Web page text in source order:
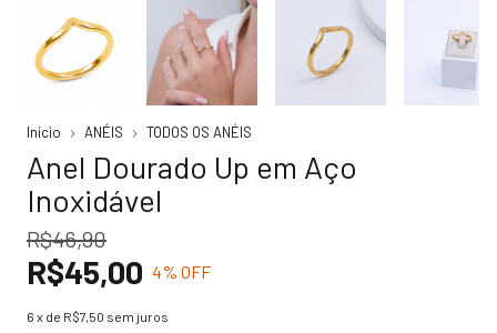
Início ANÉIS TODOS OS ANÉIS
Anel Dourado Up em Aço
Inoxidável
R$46,90
R$45,00 4% OFF
6 x de R$7,50 sem juros